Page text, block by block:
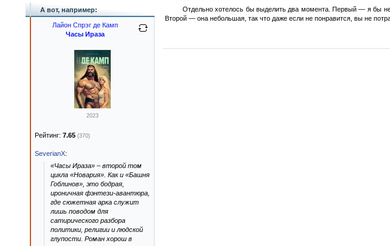
Отдельно хотелось бы выделить два момента. Первый — я бы не
Второй — она небольшая, так что даже если не понравится, вы не
А вот, например:
Лайон Спрэг де Камп
Часы Ираза
2023
Рейтинг: 7.65 (370)
SeverianX:
«Часы Ираза» – второй том
цикла «Новария». Как и «Башня
Гоблинов», это бодрая,
ироничная фэнтези-авантюра,
где сюжетная арка служит
лишь поводом для
сатирического разбора
политики, религии и людской
глупости. Роман хорош в